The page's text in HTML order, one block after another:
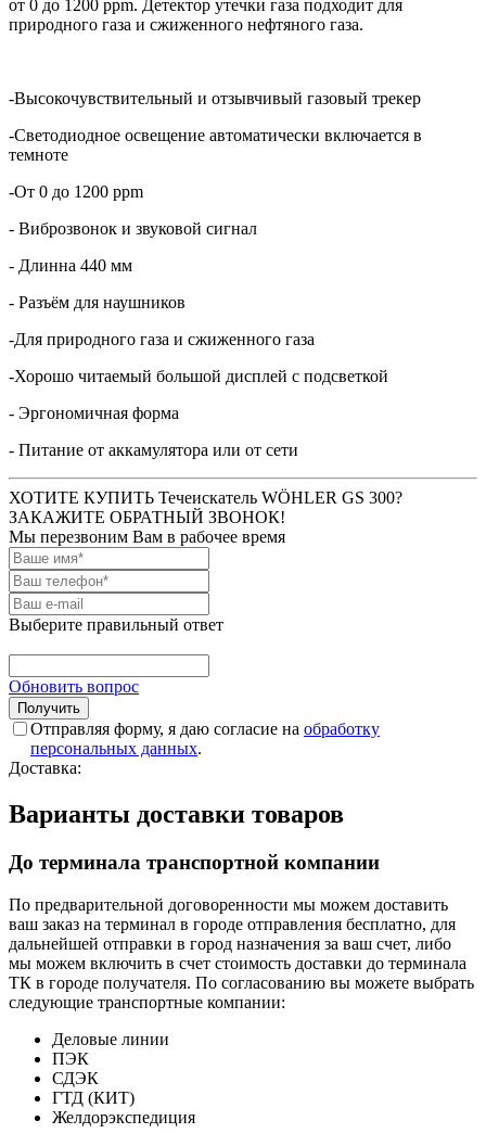
от 0 до 1200 ppm. Детектор утечки газа подходит для
природного газа и сжиженного нефтяного газа.
-Высокочувствительный и отзывчивый газовый трекер
-Светодиодное освещение автоматически включается в
темноте
-От 0 до 1200 ppm
- Виброзвонок и звуковой сигнал
- Длинна 440 мм
- Разъём для наушников
-Для природного газа и сжиженного газа
-Хорошо читаемый большой дисплей с подсветкой
- Эргономичная форма
- Питание от аккамулятора или от сети
ХОТИТЕ КУПИТЬ Течеискатель WÖHLER GS 300?
ЗАКАЖИТЕ ОБРАТНЫЙ ЗВОНОК!
Мы перезвоним Вам в рабочее время
Выберите правильный ответ
Обновить вопрос
Отправляя форму, я даю согласие на обработку
персональных данных.
Доставка:
Варианты доставки товаров
До терминала транспортной компании
По предварительной договоренности мы можем доставить
ваш заказ на терминал в городе отправления бесплатно, для
дальнейшей отправки в город назначения за ваш счет, либо
мы можем включить в счет стоимость доставки до терминала
ТК в городе получателя. По согласованию вы можете выбрать
следующие транспортные компании:
Деловые линии
ПЭК
СДЭК
ГТД (КИТ)
Желдорэкспедиция